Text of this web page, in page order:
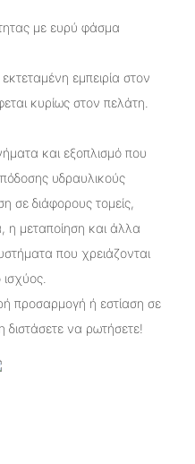
με ευρύ φάσμα
εμπειρία στον
κυρίως στον πελάτη.
και εξοπλισμό που
υδραυλικούς
σε διάφορους τομείς,
η μεταποίηση και άλλα
που χρειάζονται
προσαρμογή ή εστίαση σε
διστάσετε να ρωτήσετε!